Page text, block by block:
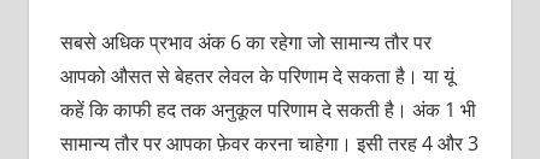
सबसे अधिक प्रभाव अंक 6 का रहेगा जो सामान्य तौर पर
आपको औसत से बेहतर लेवल के परिणाम दे सकता है। या यूं
कहें कि काफी हद तक अनुकूल परिणाम दे सकती है। अंक 1 भी
सामान्य तौर पर आपका फ़ेवर करना चाहेगा। इसी तरह 4 और 3